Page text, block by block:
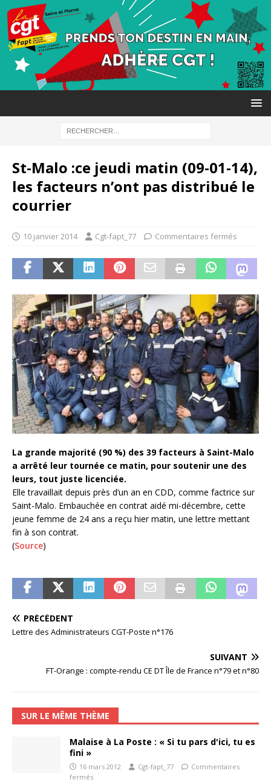
St-Malo :ce jeudi matin (09-01-14),
les facteurs n’ont pas distribué le
courrier
10 janvier 2014 Cgt-fapt_77 Commentaires fermés
La grande majorité (90 %) des 39 facteurs à Saint-Malo
a arrêté leur tournée ce matin, pour soutenir une des
leurs, tout juste licenciée.
Elle travaillait depuis près d’un an en CDD, comme factrice sur
Saint-Malo. Embauchée en contrat aidé mi-décembre, cette
jeune femme de 24 ans a reçu hier matin, une lettre mettant
fin à son contrat.
(Source)
PRÉCÉDENT
Lettre des Administrateurs CGT-Poste n°176
SUIVANT
FT-Orange : compte-rendu CE DT Île de France n°79 et n°80
SUR LE MÊME THÈME
Malaise à La Poste : « Si tu pars d'ici, tu es
fini »
16 mars 2012 Cgt-fapt_77
Commentaires
fermés